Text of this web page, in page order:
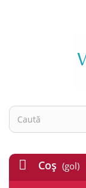
Coş (gol)